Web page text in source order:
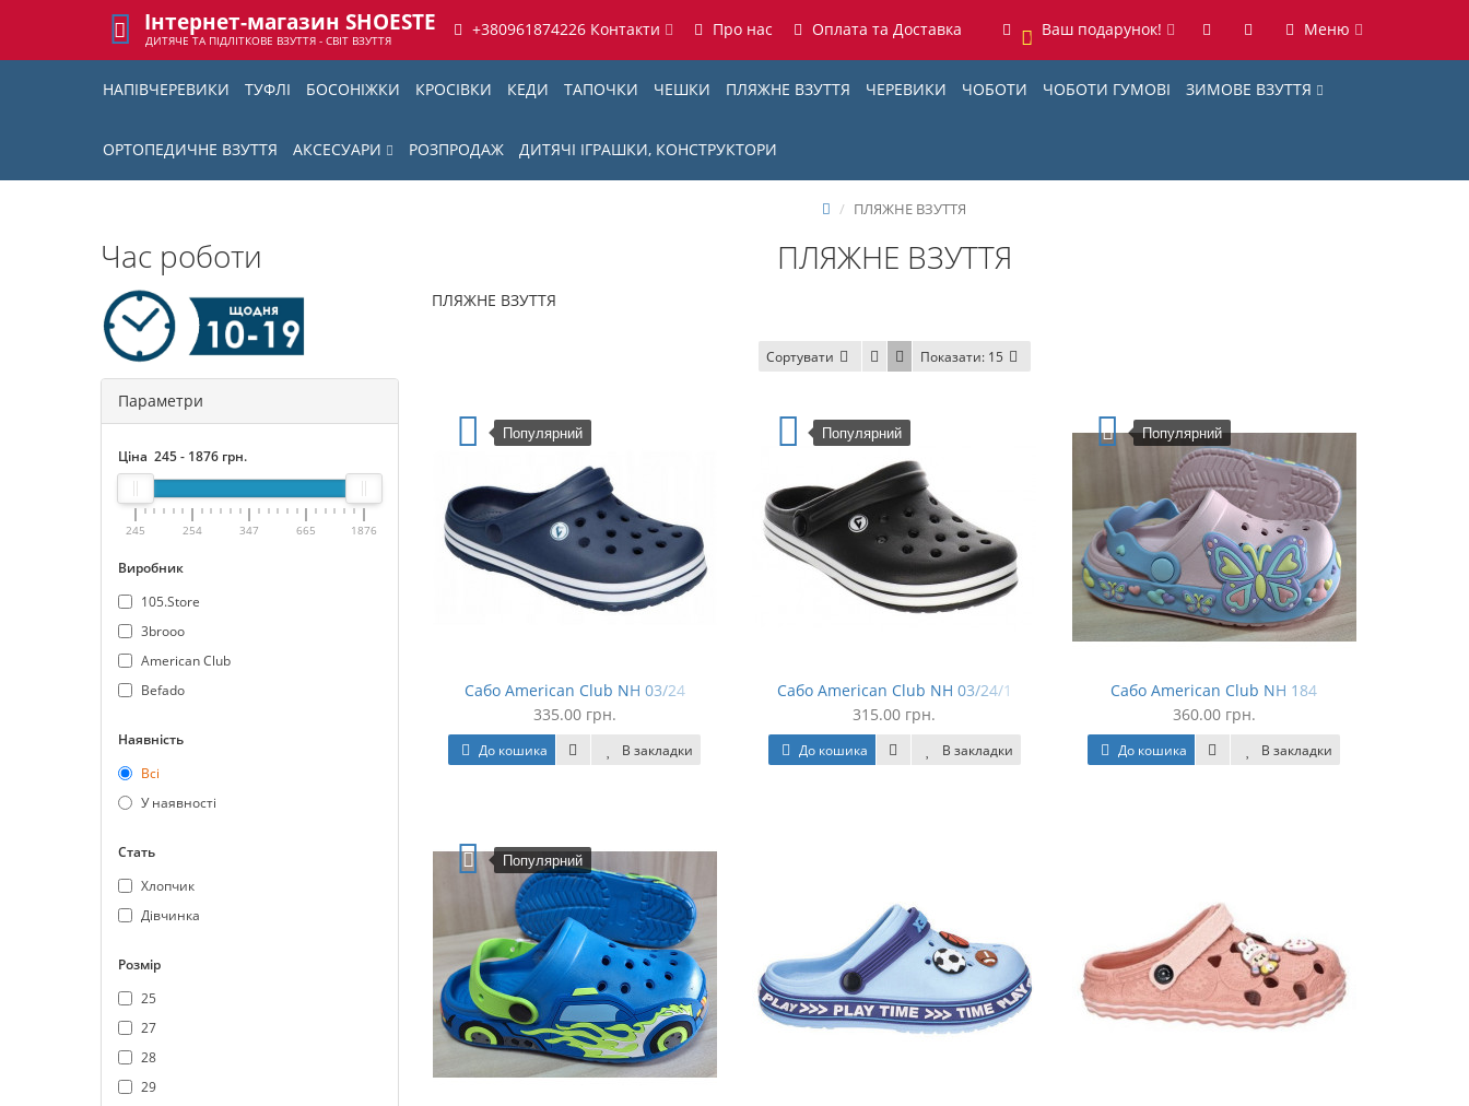
Інтернет-магазин SHOESTE
ДИТЯЧЕ ТА ПІДЛІТКОВЕ ВЗУТТЯ - СВІТ ВЗУТТЯ
+380961874226 Контакти Про нас Оплата та Доставка 0 Ваш подарунок! Меню
НАПІВЧЕРЕВИКИ ТУФЛІ БОСОНІЖКИ КРОСІВКИ КЕДИ ТАПОЧКИ ЧЕШКИ ПЛЯЖНЕ ВЗУТТЯ ЧЕРЕВИКИ ЧОБОТИ ЧОБОТИ ГУМОВІ ЗИМОВЕ ВЗУТТЯ
ОРТОПЕДИЧНЕ ВЗУТТЯ АКСЕСУАРИ РОЗПРОДАЖ ДИТЯЧІ ІГРАШКИ, КОНСТРУКТОРИ
Час роботи
Параметри
Ціна 245- 1876 грн.
245 254 347 665 1876
Виробник
105.Store
3brooo
American Club
Befado
Наявність
Всі
У наявності
Стать
Хлопчик
Дівчинка
Розмір
25
27
28
29
ПЛЯЖНЕ ВЗУТТЯ
ПЛЯЖНЕ ВЗУТТЯ
ПЛЯЖНЕ ВЗУТТЯ
Сортувати Показати: 15
Популярний
Сабо American Club NH 03/24
335.00 грн.
До кошика В закладки
Популярний
Сабо American Club NH 03/24/1
315.00 грн.
До кошика В закладки
Популярний
Сабо American Club NH 184
360.00 грн.
До кошика В закладки
Популярний